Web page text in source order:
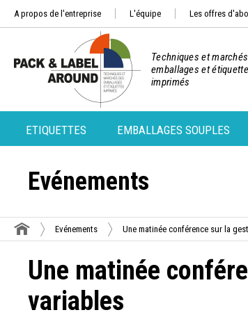
A propos de l'entreprise L'équipe Les offres
Techniques et
emballages et
imprimés
ETIQUETTES EMBALLAGES SOUPLES
Evénements
Evénements Une matinée conférence sur la
Une matinée
variables